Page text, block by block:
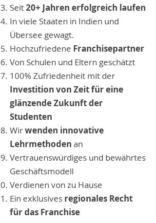
Seit20+ Jahren erfolgreich laufen
In viele Staaten in Indien und
Übersee gewagt.
Hochzufriedene Franchisepartner
Von Schulen und Eltern geschätzt
100% Zufriedenheit mit der
Investition von Zeit für eine
glänzende Zukunft der
Studenten
Wirwenden innovative
Lehrmethoden an
Vertrauenswürdiges und bewährtes
Geschäftsmodell
Verdienen von zu Hause
Ein exklusives regionales Recht
für das Franchise